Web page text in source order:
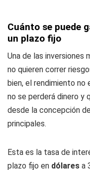
Cuánto se puede
un plazo fijo
Una de las inversiones
no quieren correr
bien, el rendimiento no
no se perderá dinero y
desde la concepción
principales.
Esta es la tasa de
plazo fijo en dólares a